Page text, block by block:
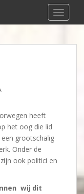
heeft
het oog die lid
grootschalig
Onder de
ook politici en
wij dit